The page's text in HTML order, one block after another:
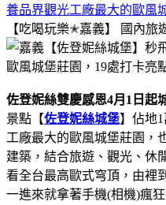
養品界觀光工廠最大的歐風
【吃喝玩樂✭嘉義】
國內旅
佐登妮絲雙慶感恩4月1日起
景點【佐登妮絲城堡】佔地
工廠最大的歐風城堡莊園，
建築，結合旅遊、觀光、休
看全台最高歐式穹頂，由裡
一進來就拿著手機(相機)瘋